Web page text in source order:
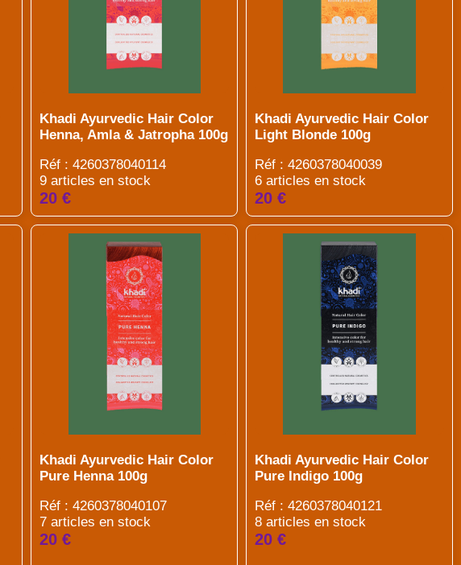
Khadi Ayurvedic Hair Color
Henna, Amla & Jatropha 100g
Réf : 4260378040114
9 articles en stock
20 €
Khadi Ayurvedic Hair Color
Light Blonde 100g
Réf : 4260378040039
6 articles en stock
20 €
Khadi Ayurvedic Hair Color
Pure Henna 100g
Réf : 4260378040107
7 articles en stock
20 €
Khadi Ayurvedic Hair Color
Pure Indigo 100g
Réf : 4260378040121
8 articles en stock
20 €